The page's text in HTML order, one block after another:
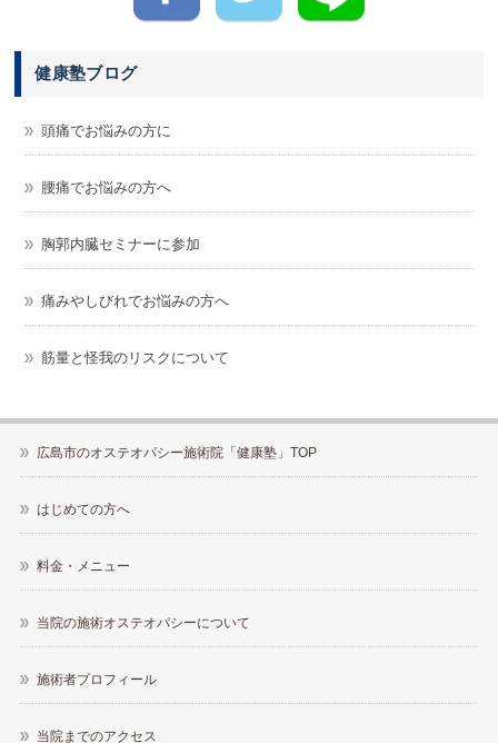
健康塾ブログ
頭痛でお悩みの方に
腰痛でお悩みの方へ
胸郭内臓セミナーに参加
痛みやしびれでお悩みの方へ
筋量と怪我のリスクについて
広島市のオステオパシー施術院「健康塾」TOP
はじめての方へ
料金・メニュー
当院の施術オステオパシーについて
施術者プロフィール
当院までのアクセス